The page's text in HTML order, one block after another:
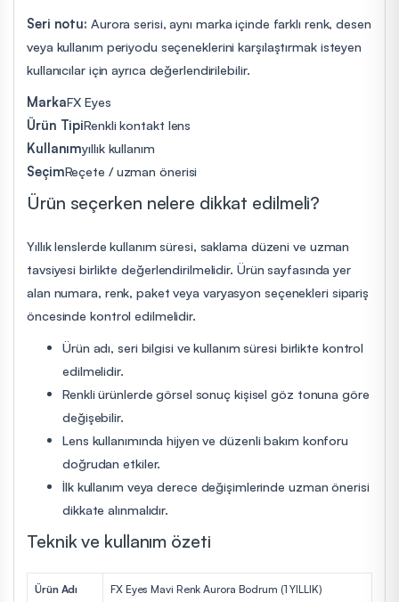
Seri notu: Aurora serisi, aynı marka içinde farklı renk, desen
veya kullanım periyodu seçeneklerini karşılaştırmak isteyen
kullanıcılar için ayrıca değerlendirilebilir.
MarkaFX Eyes
Ürün TipiRenkli kontakt lens
Kullanımyıllık kullanım
SeçimReçete / uzman önerisi
Ürün seçerken nelere dikkat edilmeli?
Yıllık lenslerde kullanım süresi, saklama düzeni ve uzman
tavsiyesi birlikte değerlendirilmelidir. Ürün sayfasında yer
alan numara, renk, paket veya varyasyon seçenekleri sipariş
öncesinde kontrol edilmelidir.
Ürün adı, seri bilgisi ve kullanım süresi birlikte kontrol
edilmelidir.
Renkli ürünlerde görsel sonuç kişisel göz tonuna göre
değişebilir.
Lens kullanımında hijyen ve düzenli bakım konforu
doğrudan etkiler.
İlk kullanım veya derece değişimlerinde uzman önerisi
dikkate alınmalıdır.
Teknik ve kullanım özeti
Ürün Adı FX Eyes Mavi Renk Aurora Bodrum (1 YILLIK)